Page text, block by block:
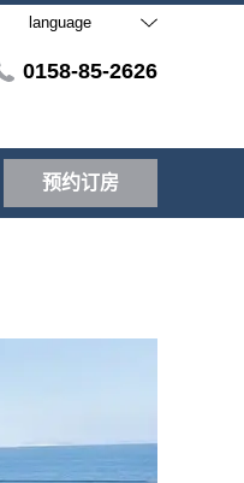
language
0158-85-2626
预约订房